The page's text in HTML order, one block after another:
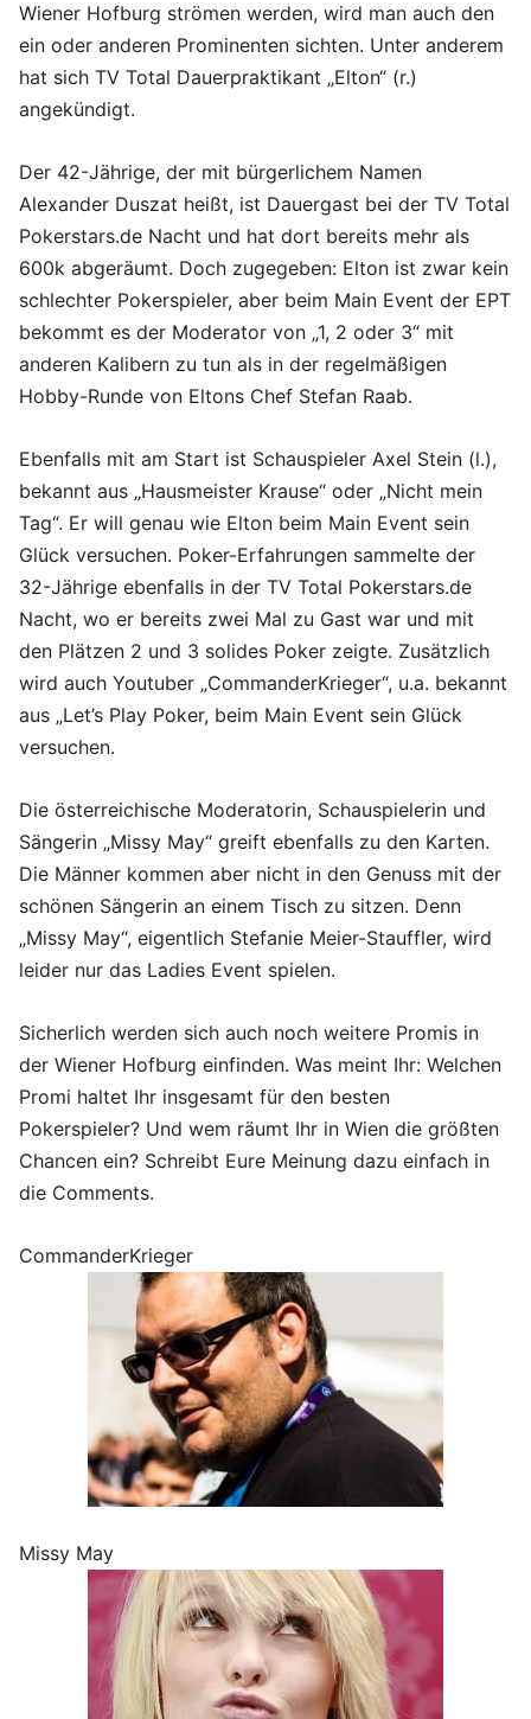
Wiener Hofburg strömen werden, wird man auch den
ein oder anderen Prominenten sichten. Unter anderem
hat sich TV Total Dauerpraktikant „Elton“ (r.)
angekündigt.
Der 42-Jährige, der mit bürgerlichem Namen
Alexander Duszat heißt, ist Dauergast bei der TV Total
Pokerstars.de Nacht und hat dort bereits mehr als
600k abgeräumt. Doch zugegeben: Elton ist zwar kein
schlechter Pokerspieler, aber beim Main Event der EPT
bekommt es der Moderator von „1, 2 oder 3“ mit
anderen Kalibern zu tun als in der regelmäßigen
Hobby-Runde von Eltons Chef Stefan Raab.
Ebenfalls mit am Start ist Schauspieler Axel Stein (l.),
bekannt aus „Hausmeister Krause“ oder „Nicht mein
Tag“. Er will genau wie Elton beim Main Event sein
Glück versuchen. Poker-Erfahrungen sammelte der
32-Jährige ebenfalls in der TV Total Pokerstars.de
Nacht, wo er bereits zwei Mal zu Gast war und mit
den Plätzen 2 und 3 solides Poker zeigte. Zusätzlich
wird auch Youtuber „CommanderKrieger“, u.a. bekannt
aus „Let’s Play Poker, beim Main Event sein Glück
versuchen.
Die österreichische Moderatorin, Schauspielerin und
Sängerin „Missy May“ greift ebenfalls zu den Karten.
Die Männer kommen aber nicht in den Genuss mit der
schönen Sängerin an einem Tisch zu sitzen. Denn
„Missy May“, eigentlich Stefanie Meier-Stauffler, wird
leider nur das Ladies Event spielen.
Sicherlich werden sich auch noch weitere Promis in
der Wiener Hofburg einfinden. Was meint Ihr: Welchen
Promi haltet Ihr insgesamt für den besten
Pokerspieler? Und wem räumt Ihr in Wien die größten
Chancen ein? Schreibt Eure Meinung dazu einfach in
die Comments.
CommanderKrieger
Missy May